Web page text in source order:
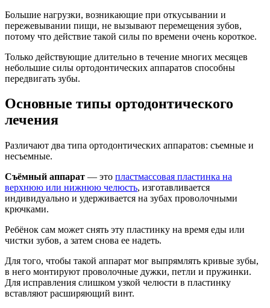
Большие нагрузки, возникающие при откусывании и
пережевывании пищи, не вызывают перемещения зубов,
потому что действие такой силы по времени очень короткое.
Только действующие длительно в течение многих месяцев
небольшие силы ортодонтических аппаратов способны
передвигать зубы.
Основные типы ортодонтического
лечения
Различают два типа ортодонтических аппаратов: съемные и
несъемные.
Съёмный аппарат — это пластмассовая пластинка на
верхнюю или нижнюю челюсть, изготавливается
индивидуально и удерживается на зубах проволочными
крючками.
Ребёнок сам может снять эту пластинку на время еды или
чистки зубов, а затем снова ее надеть.
Для того, чтобы такой аппарат мог выпрямлять кривые зубы,
в него монтируют проволочные дужки, петли и пружинки.
Для исправления слишком узкой челюсти в пластинку
вставляют расширяющий винт.